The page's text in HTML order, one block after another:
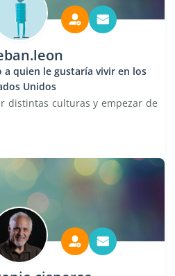
a quien le gustaría vivir en los
Unidos
distintas culturas y empezar de